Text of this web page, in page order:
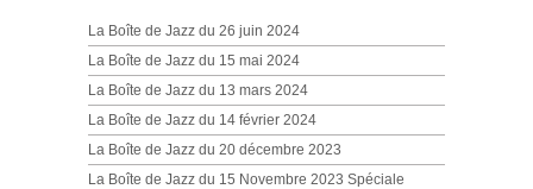
La Boîte de Jazz du 26 juin 2024
La Boîte de Jazz du 15 mai 2024
La Boîte de Jazz du 13 mars 2024
La Boîte de Jazz du 14 février 2024
La Boîte de Jazz du 20 décembre 2023
La Boîte de Jazz du 15 Novembre 2023 Spéciale